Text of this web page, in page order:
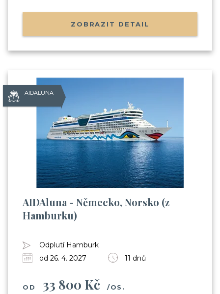
ZOBRAZIT DETAIL
AIDALUNA
AIDAluna - Německo, Norsko (z
Hamburku)
Odplutí Hamburk
od 26. 4. 2027
11 dnů
OD 33 800 Kč /OS.